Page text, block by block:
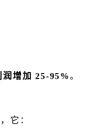
增加 25-95%。
它：